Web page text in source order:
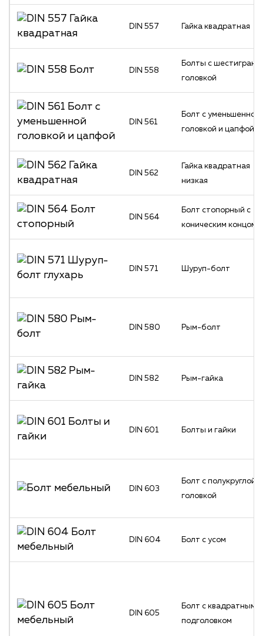
DIN 557 Гайка квадратная
DIN 558
Болты с
головкой
DIN 561
Болт с уменьшенной
головкой и цапфой
DIN 562
Гайка квадратная
низкая
DIN 564
Болт стопорный с
коническим концом
DIN 571 Шуруп-болт
DIN 580 Рым-болт
DIN 582 Рым-гайка
DIN 601 Болты и гайки
DIN 603
Болт с полукруглой
головкой
DIN 604 Болт с усом
DIN 605
Болт с квадратным
подголовком